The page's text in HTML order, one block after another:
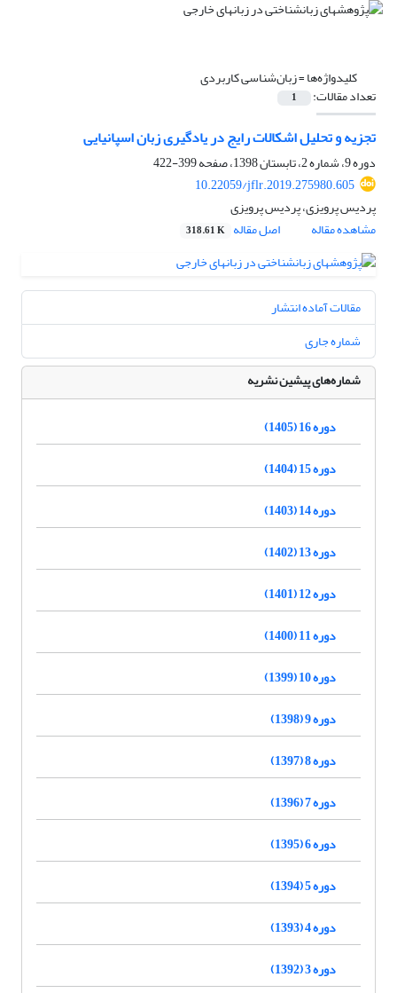
کلیدواژه‌ها =زبان‌شناسی کاربردی
تعداد مقالات: 1
تجزیه و تحلیل اشکالات رایج در یادگیری زبان اسپانیایی
دوره 9، شماره 2، تابستان 1398، صفحه
399-422
10.22059/jflr.2019.275980.605
پردیس پرویزی، پردیس پرویزی
مشاهده مقاله
اصل مقاله 318.61 K
مقالات آماده انتشار
شماره جاری
شماره‌های پیشین نشریه
دوره 16 (1405)
دوره 15 (1404)
دوره 14 (1403)
دوره 13 (1402)
دوره 12 (1401)
دوره 11 (1400)
دوره 10 (1399)
دوره 9 (1398)
دوره 8 (1397)
دوره 7 (1396)
دوره 6 (1395)
دوره 5 (1394)
دوره 4 (1393)
دوره 3 (1392)